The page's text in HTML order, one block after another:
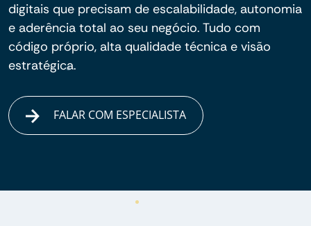
digitais que precisam de escalabilidade, autonomia
e aderência total ao seu negócio. Tudo com
código próprio, alta qualidade técnica e visão
estratégica.
FALAR COM ESPECIALISTA